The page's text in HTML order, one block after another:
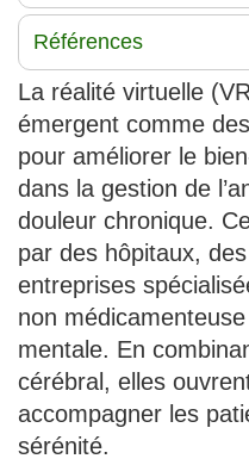
Références
La réalité virtuelle
émergent comme
pour améliorer le
dans la gestion de
douleur chronique.
par des hôpitaux,
entreprises
non
mentale. En
cérébral, elles
accompagner les
sérénité.